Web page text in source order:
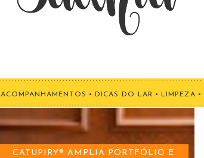
ACOMPANHAMENTOS • DICAS DO LAR • LIMPEZA •
CATUPIRY® AMPLIA PORTFÓLIO E